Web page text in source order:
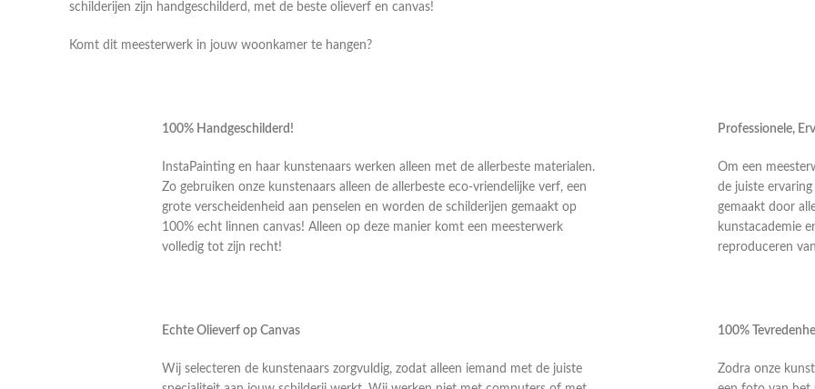
schilderijen zijn handgeschilderd, met de beste olieverf en canvas!
Komt dit meesterwerk in jouw woonkamer te hangen?
100% Handgeschilderd!
InstaPainting en haar kunstenaars werken alleen met de allerbeste materialen.
Zo gebruiken onze kunstenaars alleen de allerbeste eco-vriendelijke verf, een
grote verscheidenheid aan penselen en worden de schilderijen gemaakt op
100% echt linnen canvas! Alleen op deze manier komt een meesterwerk
volledig tot zijn recht!
Echte Olieverf op Canvas
Wij selecteren de kunstenaars zorgvuldig, zodat alleen iemand met de juiste
Professionele,
Om een
de juiste
gemaakt door
kunstacademie
reproduceren
100%
Zodra onze